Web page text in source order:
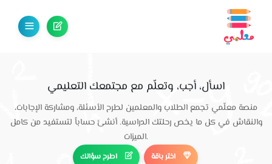
اسأل، أجب، وتعلّم مع مجتمعك التعليمي
منصة معلّمي تجمع الطلاب والمعلمين لطرح الأسئلة، ومشاركة الإجابات،
والنقاش في كل ما يخص رحلتك الدراسية. أنشئ حساباً لتستفيد من كامل
الميزات.
اطرح سؤالك اختر باقة